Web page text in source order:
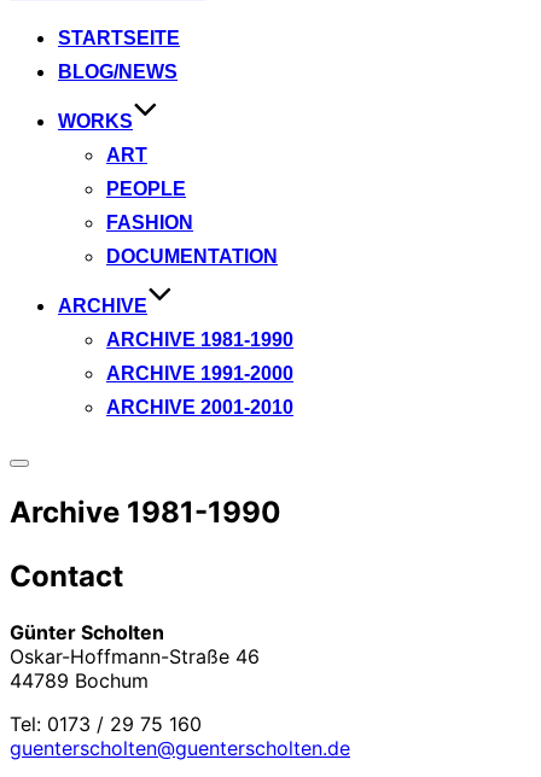
springenSTARTSEITE
BLOG/NEWS
WORKS
ART
PEOPLE
FASHION
DOCUMENTATION
ARCHIVE
ARCHIVE 1981-1990
ARCHIVE 1991-2000
ARCHIVE 2001-2010
Seitenleiste
Navigation
umschalten
Archive 1981-1990
Contact
Günter Scholten
Oskar-Hoffmann-Straße 46
44789 Bochum
Tel: 0173 / 29 75 160
guenterscholten@guenterscholten.de